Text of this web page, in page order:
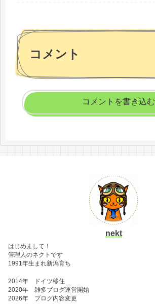
コメント
コメントを書き込む
nekt
はじめまして！
管理人のネクトです
1991年生まれ新潟育ち
2014年 ドイツ移住
2020年 雑多ブログ運営開始
2026年 ブログ内容変更